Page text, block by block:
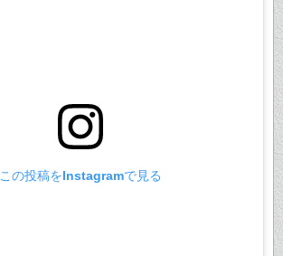
この投稿をInstagramで見る